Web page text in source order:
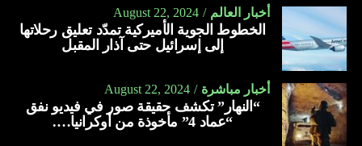
أخبار العالم August 22, 2024
الخطوط الجوية الأميركية تمدّد تعليق رحلاتها
إلى إسرائيل حتى آذار المقبل
أخبار مباشرة August 22, 2024
“النهار” تكشف حقيقة صور في فيديو نفق
“عماد 4” مأخوذة من أوكرانيا….